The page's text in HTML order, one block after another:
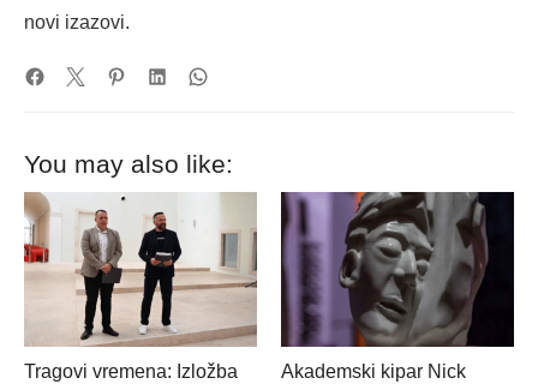
novi izazovi.
You may also like:
Tragovi vremena: Izložba
Akademski kipar Nick